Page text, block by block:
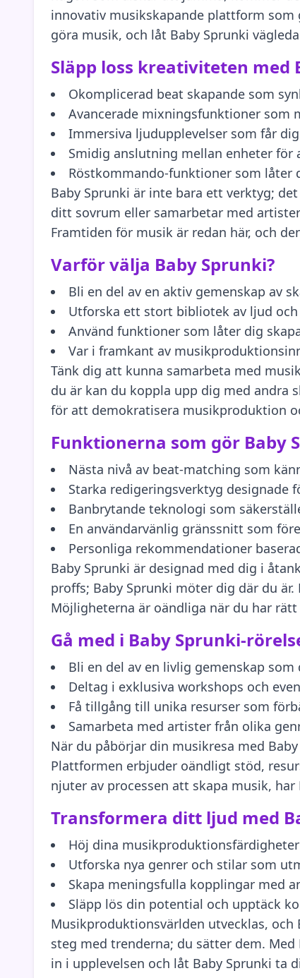
innovativ musikskapande plattform
göra musik, och låt Baby Sprunki
Släpp loss kreativiteten med
Okomplicerad beat skapande som
Avancerade mixningsfunktioner som
Immersiva ljudupplevelser som får
Smidig anslutning mellan enheter för
Röstkommando-funktioner som låter
Baby Sprunki är inte bara ett verktyg;
ditt sovrum eller samarbetar med
Framtiden för musik är redan här, och
Varför välja Baby Sprunki?
Bli en del av en aktiv gemenskap av
Utforska ett stort bibliotek av ljud
Använd funktioner som låter dig
Var i framkant av
Tänk dig att kunna samarbeta med
du är kan du koppla upp dig med andra
för att demokratisera musikproduktion
Funktionerna som gör Baby
Nästa nivå av beat-matching som
Starka redigeringsverktyg designade
Banbrytande teknologi som
En användarvänlig gränssnitt som
Personliga rekommendationer
Baby Sprunki är designad med dig i
proffs; Baby Sprunki möter dig där du
Möjligheterna är oändliga när du har
Gå med i Baby Sprunki-
Bli en del av en livlig gemenskap
Deltag i exklusiva workshops och
Få tillgång till unika resurser som
Samarbeta med artister från olika
När du påbörjar din musikresa med
Plattformen erbjuder oändligt stöd,
njuter av processen att skapa musik,
Transformera ditt ljud med
Höj dina
Utforska nya genrer och stilar som
Skapa meningsfulla kopplingar med
Släpp lös din potential och upptäck
Musikproduktionsvärlden utvecklas,
steg med trenderna; du sätter dem.
in i upplevelsen och låt Baby Sprunki ta